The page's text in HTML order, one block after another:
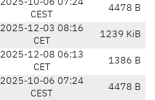
2025-10-06 07:24
CEST
4478 B
2025-12-03 08:16
CET
1239 KiB
2025-12-08 06:13
CET
1386 B
2025-10-06 07:24
CEST
4478 B